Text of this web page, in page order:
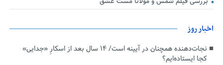
اخبار روز
نجات‌دهنده‌ همچنان در آیینه است/ ۱۴ سال بعد از اسکارِ «جدایی»
کجا ایستاده‌ایم؟